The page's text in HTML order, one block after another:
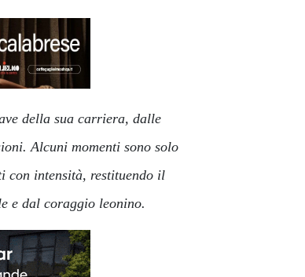
della sua carriera, dalle
Alcuni momenti sono solo
con intensità, restituendo il
e dal coraggio leonino.